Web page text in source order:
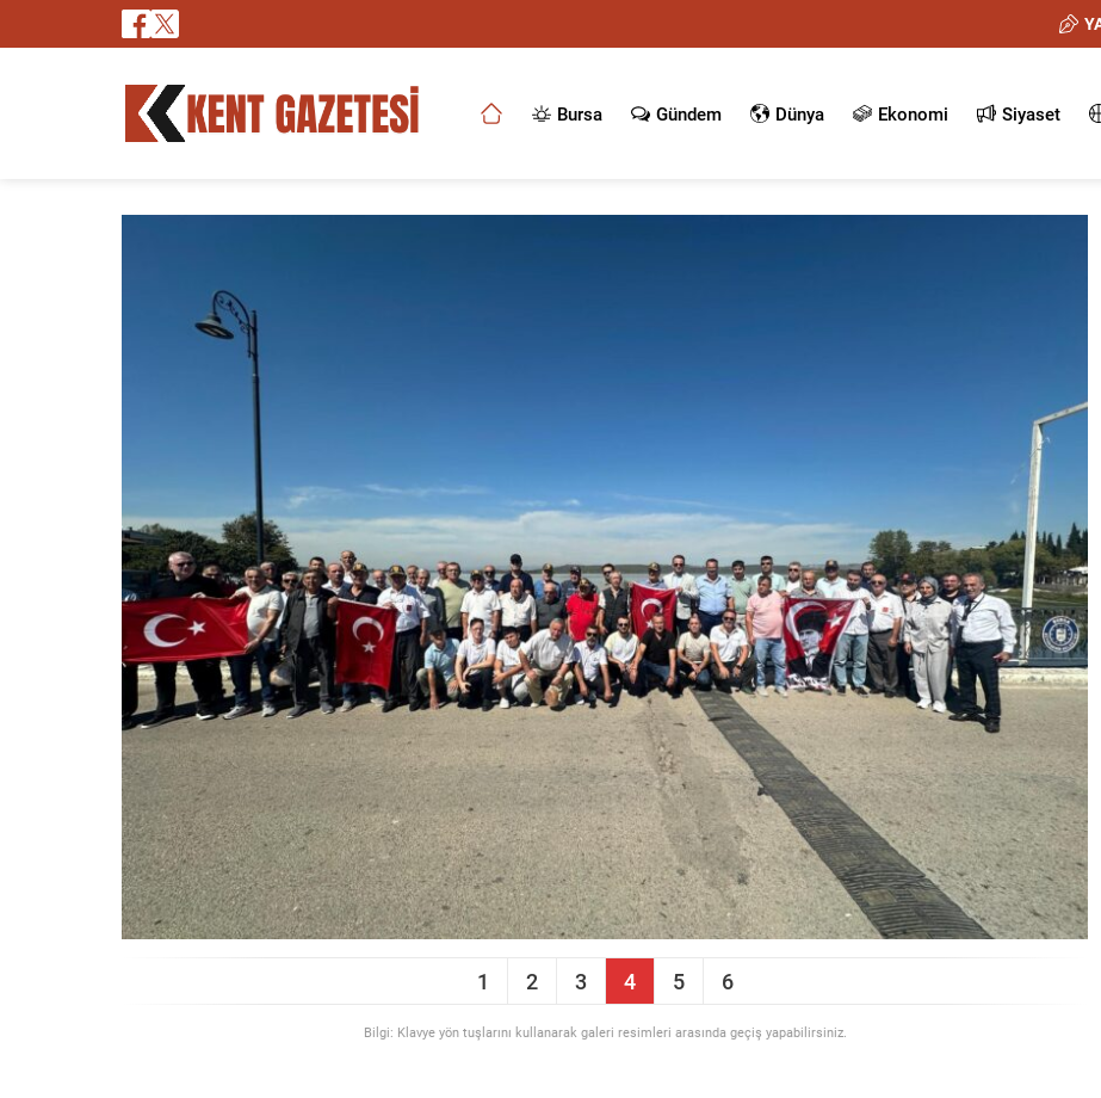
Bursa Gündem Dünya Ekonomi Siyaset
1 2 3 4 5 6
Bilgi: Klavye yön tuşlarını kullanarak galeri resimleri arasında geçiş yapabilirsiniz.